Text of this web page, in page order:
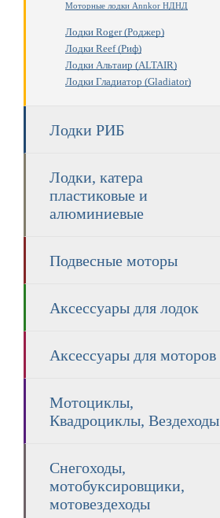
Моторные лодки Annkor НДНД
Лодки Roger (Роджер)
Лодки Reef (Риф)
Лодки Альтаир (ALTAIR)
Лодки Гладиатор (Gladiator)
Лодки РИБ
Лодки, катера
пластиковые и
алюминиевые
Подвесные моторы
Аксессуары для лодок
Аксессуары для моторов
Мотоциклы,
Квадроциклы, Вездеходы
Снегоходы,
мотобуксировщики,
мотовездеходы